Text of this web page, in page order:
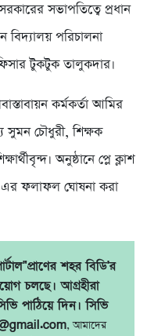
সভাপতিত্বে প্রধান
পরিচালনা
টুকটুক তালুকদার।
কর্মকর্তা আমির
চৌধুরী, শিক্ষক
অনুষ্ঠানে প্লে ক্লাশ
এর ফলাফল ঘোষনা করা
শহর বিডি'র
চলছে। আগ্রহীরা
পাঠিয়ে দিন। সিভি
, আমাদের